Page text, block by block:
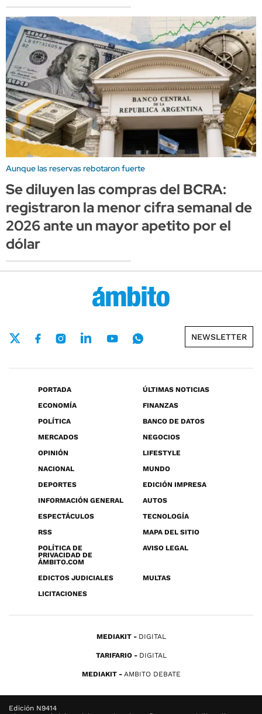
Aunque las reservas rebotaron fuerte
Se diluyen las compras del BCRA:
registraron la menor cifra semanal de
2026 ante un mayor apetito por el
dólar
NEWSLETTER
PORTADA
ÚLTIMAS NOTICIAS
ECONOMÍA
FINANZAS
POLÍTICA
BANCO DE DATOS
MERCADOS
NEGOCIOS
OPINIÓN
LIFESTYLE
NACIONAL
MUNDO
DEPORTES
EDICIÓN IMPRESA
INFORMACIÓN GENERAL
AUTOS
ESPECTÁCULOS
TECNOLOGÍA
RSS
MAPA DEL SITIO
POLÍTICA DE
PRIVACIDAD DE
ÁMBITO.COM
AVISO LEGAL
EDICTOS JUDICIALES
MULTAS
LICITACIONES
MEDIAKIT DIGITAL
TARIFARIO DIGITAL
MEDIAKIT AMBITO DEBATE
Edición N9414